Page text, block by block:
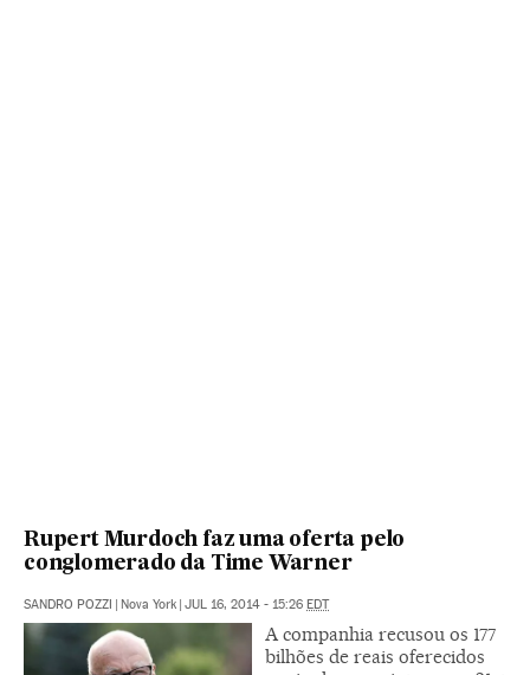
Rupert Murdoch faz uma oferta pelo
conglomerado da Time Warner
SANDRO POZZI | Nova York | JUL 16, 2014 - 15:26 EDT
A companhia recusou os 177
bilhões de reais oferecidos